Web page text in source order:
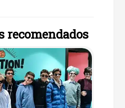
recomendados